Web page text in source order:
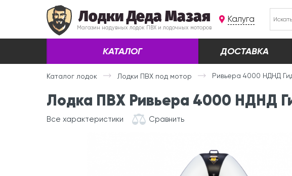
Лодки Деда Мазая
Магазин надувных лодок ПВХ и лодочных моторов
Калуга
КАТАЛОГ ДОСТАВКА
Каталог лодок Лодки ПВХ под мотор Ривьера 4000 НДНД
Лодка ПВХ Ривьера 4000 НДНД
Все характеристики Сравнить